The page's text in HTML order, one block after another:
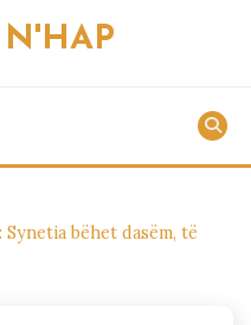
N'HAP
bëhet dasëm, të